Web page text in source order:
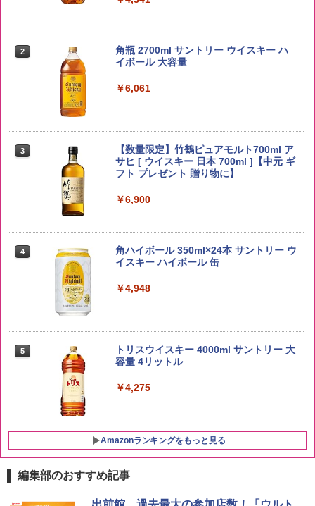
kg 業務用 お米マイスターブレンド
5kg 長野県産 令和7年産
￥3,980
by Amazon あきたこまちブレンド 無洗
米 5kg
by Amazon 新潟県産 新潟のお米 無洗米
5kg
2
角瓶 2700ml サントリー ウイスキー ハ
イボール 大容量
￥6,061
3
【数量限定】竹鶴ピュアモルト700ml ア
サヒ [ ウイスキー 日本 700ml ]【中元 ギ
フト プレゼント 贈り物に】
￥6,900
4
角ハイボール 350ml×24本 サントリー ウ
イスキー ハイボール 缶
￥4,948
5
トリスウイスキー 4000ml サントリー 大
容量 4リットル
￥4,275
Amazonランキングをもっと見る
チキンラーメン どんぶり 85g×12個 日清
[山善] スチームオーブンレンジ 25L 一人
編集部のおすすめ記事